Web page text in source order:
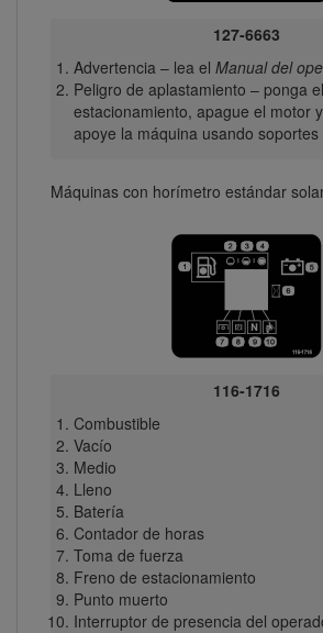
127-6663
Advertencia – lea el Manual del
Peligro de aplastamiento – ponga
estacionamiento, apague el motor
apoye la máquina usando soportes
Máquinas con horímetro estándar
116-1716
Combustible
Vacío
Medio
Lleno
Batería
Contador de horas
Toma de fuerza
Freno de estacionamiento
Punto muerto
Interruptor de presencia del